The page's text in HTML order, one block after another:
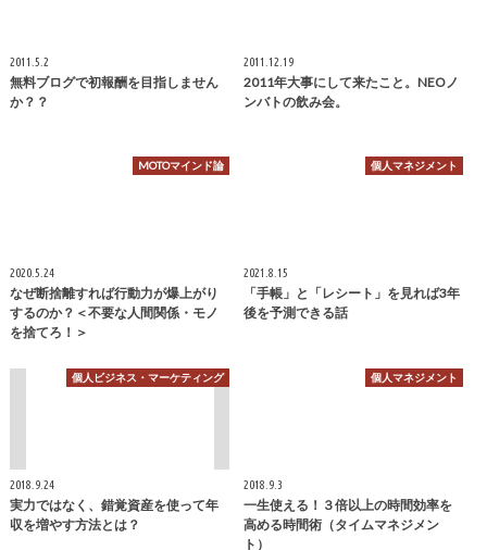
2011.5.2
無料ブログで初報酬を目指しません
か？？
2011.12.19
2011年大事にして来たこと。NEOノ
ンバトの飲み会。
MOTOマインド論
2020.5.24
なぜ断捨離すれば行動力が爆上がり
するのか？＜不要な人間関係・モノ
を捨てろ！＞
個人マネジメント
2021.8.15
「手帳」と「レシート」を見れば3年
後を予測できる話
個人ビジネス・マーケティング
2018.9.24
実力ではなく、錯覚資産を使って年
収を増やす方法とは？
個人マネジメント
2018.9.3
一生使える！３倍以上の時間効率を
高める時間術（タイムマネジメン
ト）